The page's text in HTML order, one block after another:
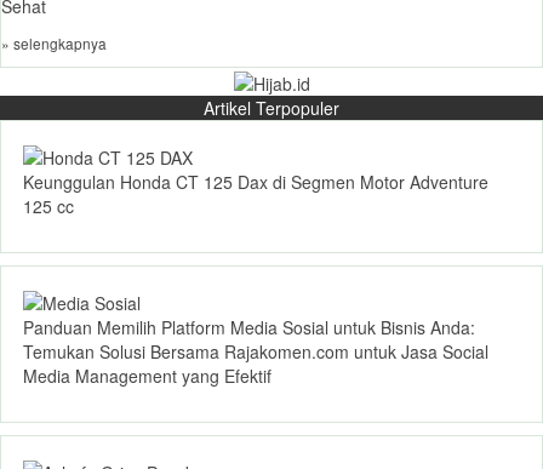
Sehat
» selengkapnya
Artikel Terpopuler
Keunggulan Honda CT 125 Dax di Segmen Motor Adventure
125 cc
Panduan Memilih Platform Media Sosial untuk Bisnis Anda:
Temukan Solusi Bersama Rajakomen.com untuk Jasa Social
Media Management yang Efektif